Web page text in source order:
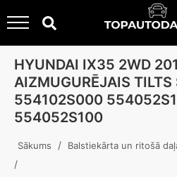
HYUNDAI IX35 2WD
AIZMUGURĒJAIS
554102S000
554052S100
Sākums / Balstiekārta un ritošā
/